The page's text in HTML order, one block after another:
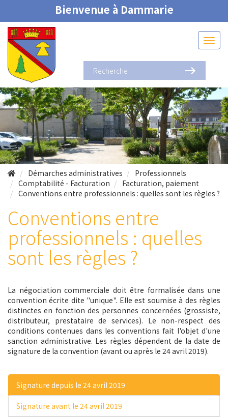
Bienvenue à Dammarie
Démarches administratives
Professionnels
Comptabilité - Facturation
Facturation, paiement
Conventions entre professionnels : quelles sont les règles ?
Conventions entre
professionnels : quelles
sont les règles ?
La négociation commerciale doit être formalisée dans une
convention écrite dite "unique". Elle est soumise à des règles
distinctes en fonction des personnes concernées (grossiste,
distributeur, prestataire de services). Le non-respect des
conditions contenues dans les conventions fait l'objet d'une
sanction administrative. Les règles dépendent de la date de
signature de la convention (avant ou après le 24 avril 2019).
Signature depuis le 24 avril 2019
Signature avant le 24 avril 2019